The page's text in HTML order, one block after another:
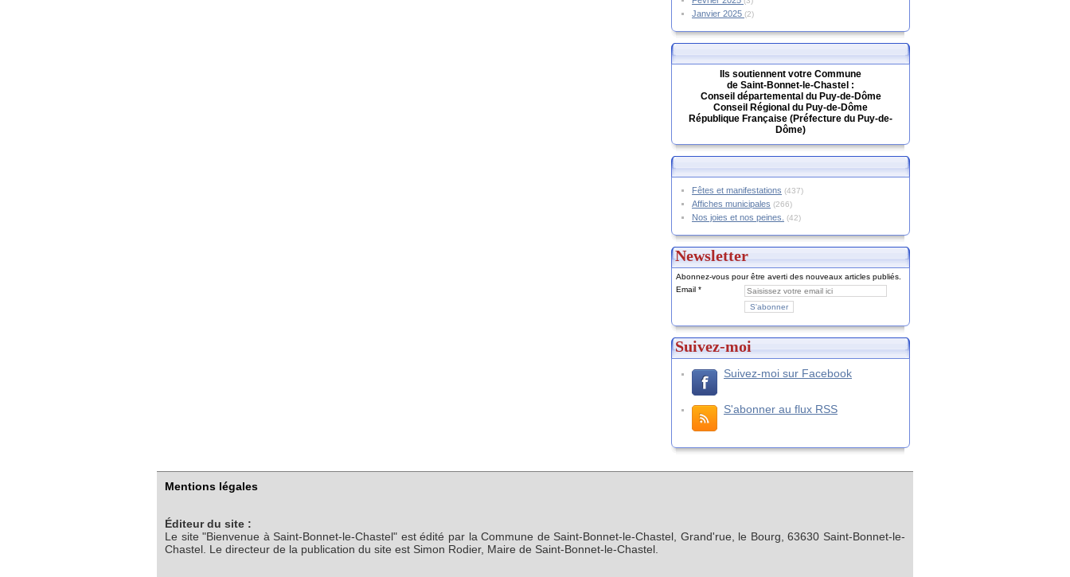
Janvier 2025 (2)
Ils soutiennent votre Commune
de Saint-Bonnet-le-Chastel :
Conseil départemental du Puy-de-Dôme
Conseil Régional du Puy-de-Dôme
République Française (Préfecture du Puy-de-
Dôme)
Fêtes et manifestations (437)
Affiches municipales (266)
Nos joies et nos peines. (42)
Newsletter
Abonnez-vous pour être averti des nouveaux articles publiés.
Email
Suivez-moi
Suivez-moi sur Facebook
S'abonner au flux RSS
Mentions légales
Éditeur du site :
Le site "Bienvenue à Saint-Bonnet-le-Chastel" est édité par la Commune de Saint-Bonnet-le-Chastel, Grand'rue, le Bourg, 63630 Saint-Bonnet-le-
Chastel. Le directeur de la publication du site est Simon Rodier, Maire de Saint-Bonnet-le-Chastel.